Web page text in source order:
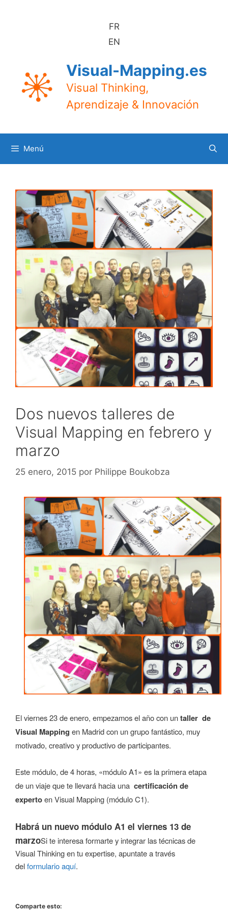
FR
EN
Visual-Mapping.es
Visual Thinking,
Aprendizaje & Innovación
Menú
Dos nuevos talleres de
Visual Mapping en febrero y
marzo
25 enero, 2015 por Philippe Boukobza
El viernes 23 de enero, empezamos el año con untaller de
Visual Mapping en Madrid con un grupo fantástico, muy
motivado, creativo y productivo de participantes.
Este módulo, de 4 horas, «módulo A1» es la primera etapa
de un viaje que te llevará hacia una certificación de
expertoen Visual Mapping (módulo C1).
Habrá un nuevo módulo A1 el viernes 13 de
marzoSi te interesa formarte y integrar las técnicas de
Visual Thinking en tu expertise, apuntate a través
delformulario aquí.
Comparte esto: